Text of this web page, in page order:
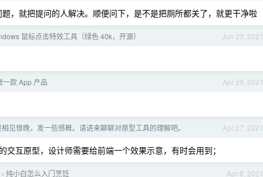
，就把提问的人解决。顺便问下，是不是把厕所都关了，就更干净啦
Jun 23, 2021
鼠标点击特效工具（绿色 40k，开源）
Apr 29, 2021
一款 App 产品
Apr 27, 2021
见恨晚，发一些感概。请进来聊聊对原型工具的理解吧。
互原型，设计师需要给前端一个效果示意，有时会用到；
Apr 8, 2021
› 纯小白怎么入门烹饪